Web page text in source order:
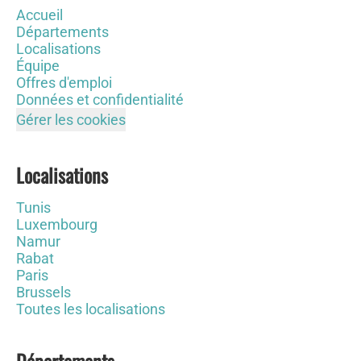
Accueil
Départements
Localisations
Équipe
Offres d'emploi
Données et confidentialité
Gérer les cookies
Localisations
Tunis
Luxembourg
Namur
Rabat
Paris
Brussels
Toutes les localisations